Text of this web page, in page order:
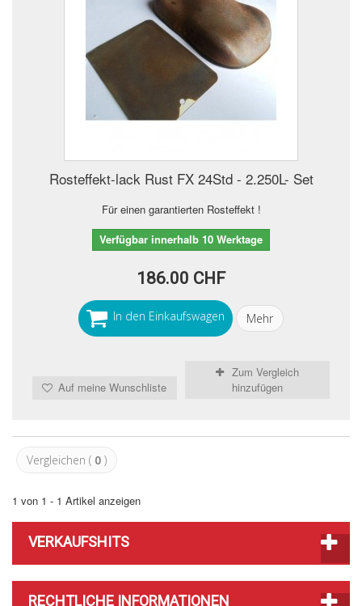
Rosteffekt-lack Rust FX 24Std - 2.250L- Set
Für einen garantierten Rosteffekt !
Verfügbar innerhalb 10 Werktage
186.00 CHF
In den Einkaufswagen Mehr
Auf meine Wunschliste
Zum Vergleich
hinzufügen
Vergleichen ( 0 )
1 von 1 - 1 Artikel anzeigen
VERKAUFSHITS
RECHTLICHE INFORMATIONEN